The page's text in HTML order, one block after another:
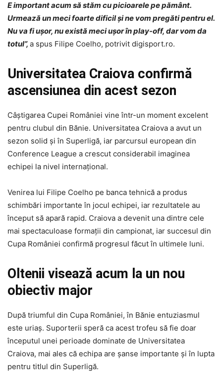
E important acum să stăm cu picioarele pe pământ.
Urmează un meci foarte dificil și ne vom pregăti pentru el.
Nu va fi ușor, nu există meci ușor în play-off, dar vom da
totul”, a spus Filipe Coelho, potrivit digisport.ro.
Universitatea Craiova confirmă
ascensiunea din acest sezon
Câștigarea Cupei României vine într-un moment excelent
pentru clubul din Bănie. Universitatea Craiova a avut un
sezon solid și în Superligă, iar parcursul european din
Conference League a crescut considerabil imaginea
echipei la nivel internațional.
Venirea lui Filipe Coelho pe banca tehnică a produs
schimbări importante în jocul echipei, iar rezultatele au
început să apară rapid. Craiova a devenit una dintre cele
mai spectaculoase formații din campionat, iar succesul din
Cupa României confirmă progresul făcut în ultimele luni.
Oltenii visează acum la un nou
obiectiv major
După triumful din Cupa României, în Bănie entuziasmul
este uriaș. Suporterii speră ca acest trofeu să fie doar
începutul unei perioade dominate de Universitatea
Craiova, mai ales că echipa are șanse importante și în lupta
pentru titlul din Superligă.